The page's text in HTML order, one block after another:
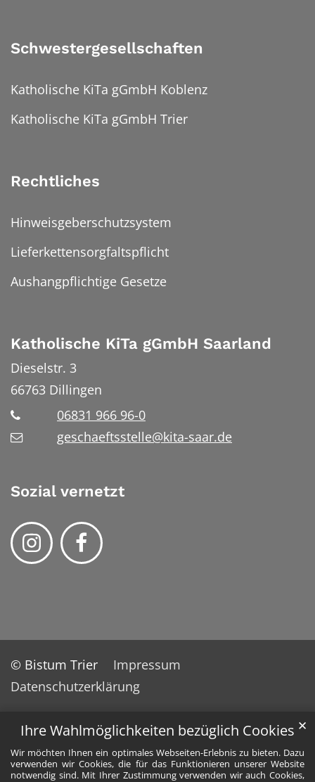
Ihre Wahlmöglichkeiten bezüglich Cookies
Wir möchten Ihnen ein optimales Webseiten-Erlebnis zu bieten. Dazu
verwenden wir Cookies, die für das Funktionieren unserer Website
notwendig sind. Mit Ihrer Zustimmung verwenden wir auch Cookies,
✕
Schwestergesellschaften
Katholische KiTa gGmbH Koblenz
Katholische KiTa gGmbH Trier
Rechtliches
Hinweisgeberschutzsystem
Lieferkettensorgfaltspflicht
Aushangpflichtige Gesetze
Katholische KiTa gGmbH Saarland
Dieselstr. 3
66763 Dillingen
06831 966 96-0
geschaeftsstelle@kita-saar.de
Sozial vernetzt
© Bistum Trier
Impressum
Datenschutzerklärung